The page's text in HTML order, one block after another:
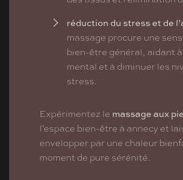
réduction du stress et de
massage procure une
bien-être général, aidant
mental et à diminuer les
stress.
Expérimentez le massage aux
l’espace bien-être à annecy et
envelopper par une chaleur
moment de pure sérénité.